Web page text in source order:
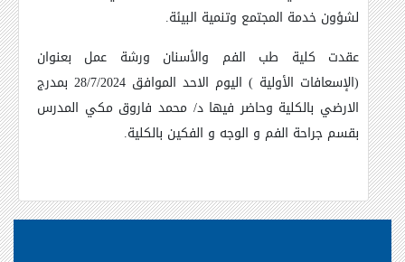
لشؤون خدمة المجتمع وتنمية البيئة.
عقدت كلية طب الفم والأسنان ورشة عمل بعنوان
(الإسعافات الأولية ) اليوم الاحد الموافق 28/7/2024 بمدرج
الارضي بالكلية وحاضر فيها د/ محمد فاروق مكي المدرس
بقسم جراحة الفم و الوجه و الفكين بالكلية.